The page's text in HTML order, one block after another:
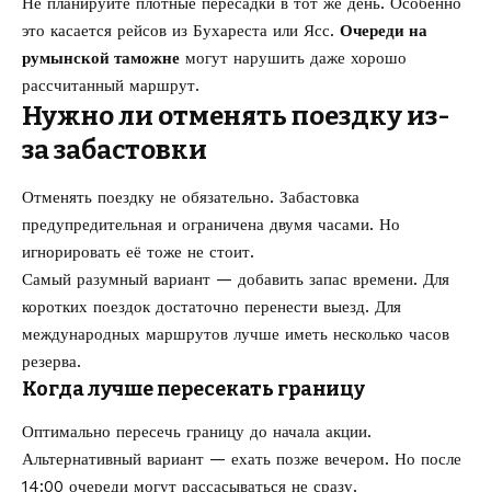
это касается рейсов из Бухареста или Ясс. Очереди на
румынской таможне могут нарушить даже хорошо
рассчитанный маршрут.
Нужно ли отменять поездку из-
за забастовки
Отменять поездку не обязательно. Забастовка
предупредительная и ограничена двумя часами. Но
игнорировать её тоже не стоит.
Самый разумный вариант — добавить запас времени. Для
коротких поездок достаточно перенести выезд. Для
международных маршрутов лучше иметь несколько часов
резерва.
Когда лучше пересекать границу
Оптимально пересечь границу до начала акции.
Альтернативный вариант — ехать позже вечером. Но после
14:00 очереди могут рассасываться не сразу.